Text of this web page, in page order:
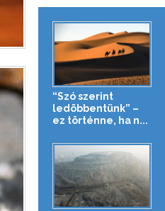
“Szó szerint
ledöbbentünk” –
ez történne, ha n...